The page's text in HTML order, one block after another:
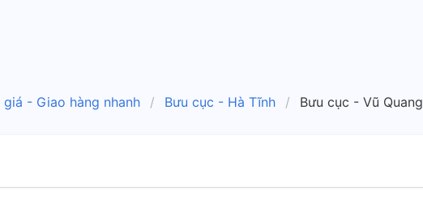
giá - Giao hàng nhanh Bưu cục - Hà Tĩnh Bưu cục - Vũ Quang